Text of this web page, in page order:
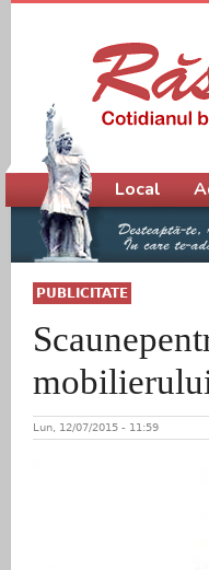
PUBLICITATE
Lun, 12/07/2015 - 11:59
Meniu principal
Local